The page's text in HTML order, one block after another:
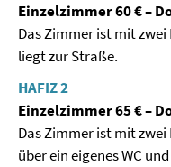
Einzelzimmer 60 € –
Das Zimmer ist mit
liegt zur Straße.
HAFIZ 2
Einzelzimmer 65 € –
Das Zimmer ist mit
über ein eigenes WC